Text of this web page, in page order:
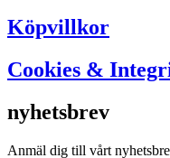
Köpvillkor
Cookies &
nyhetsbrev
Anmäl dig till vårt